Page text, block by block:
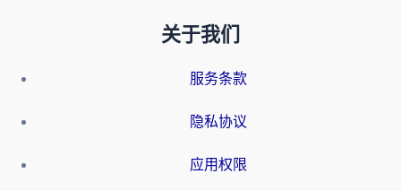
关于我们
服务条款
隐私协议
应用权限